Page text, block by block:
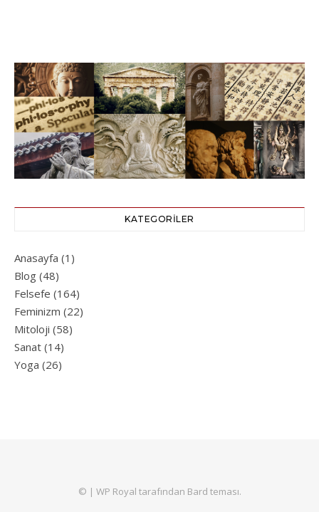
KATEGORILER
Anasayfa (1)
Blog (48)
Felsefe (164)
Feminizm (22)
Mitoloji (58)
Sanat (14)
Yoga (26)
© | WP Royal tarafından Bard teması.